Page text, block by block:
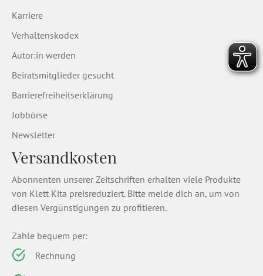
Karriere
Verhaltenskodex
Autor:in werden
Beiratsmitglieder gesucht
Barrierefreiheitserklärung
Jobbörse
Newsletter
Versandkosten
Abonnenten unserer Zeitschriften erhalten viele Produkte
von Klett Kita preisreduziert. Bitte melde dich an, um von
diesen Vergünstigungen zu profitieren.
Zahle bequem per:
Rechnung